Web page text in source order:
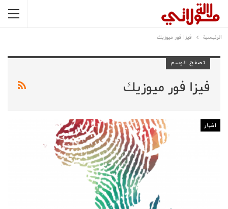
الرئيسية فيزا فور ميوزيك
تصفح الوسم
فيزا فور ميوزيك
اخبار